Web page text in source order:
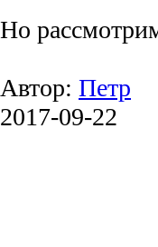
Но
Автор: Петр
2017-09-22